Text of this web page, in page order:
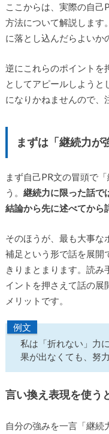
ここからは、実際の自己
方法について解説します
に落とし込んだらよいか
逆にこれらのポイントを
としてアピールしようと
になりかねませんので、
まずは「継続力が
まず自己PR文の冒頭で
う。 継続力に限った話で
結論から先に述べてから
そのほうが、最も大事な
補足という形で話を展開
きりまとまります。読み
イントを押さえて話の展
メリットです。
例文
私は「折れない」力
果が出なくても、努
言い換え表現を使う
自分の強みを一言「継続